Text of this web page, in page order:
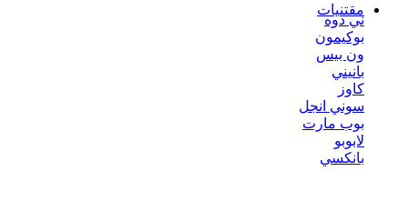
مقتنيات
ني دوه
بوكيمون
ون بيس
بانيني
كاوز
سوني انجل
بوب مارت
لابوبو
بانكسي